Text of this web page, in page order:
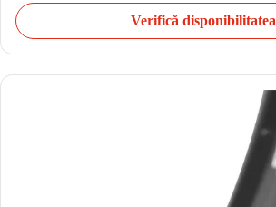
Verifică disponibilitatea